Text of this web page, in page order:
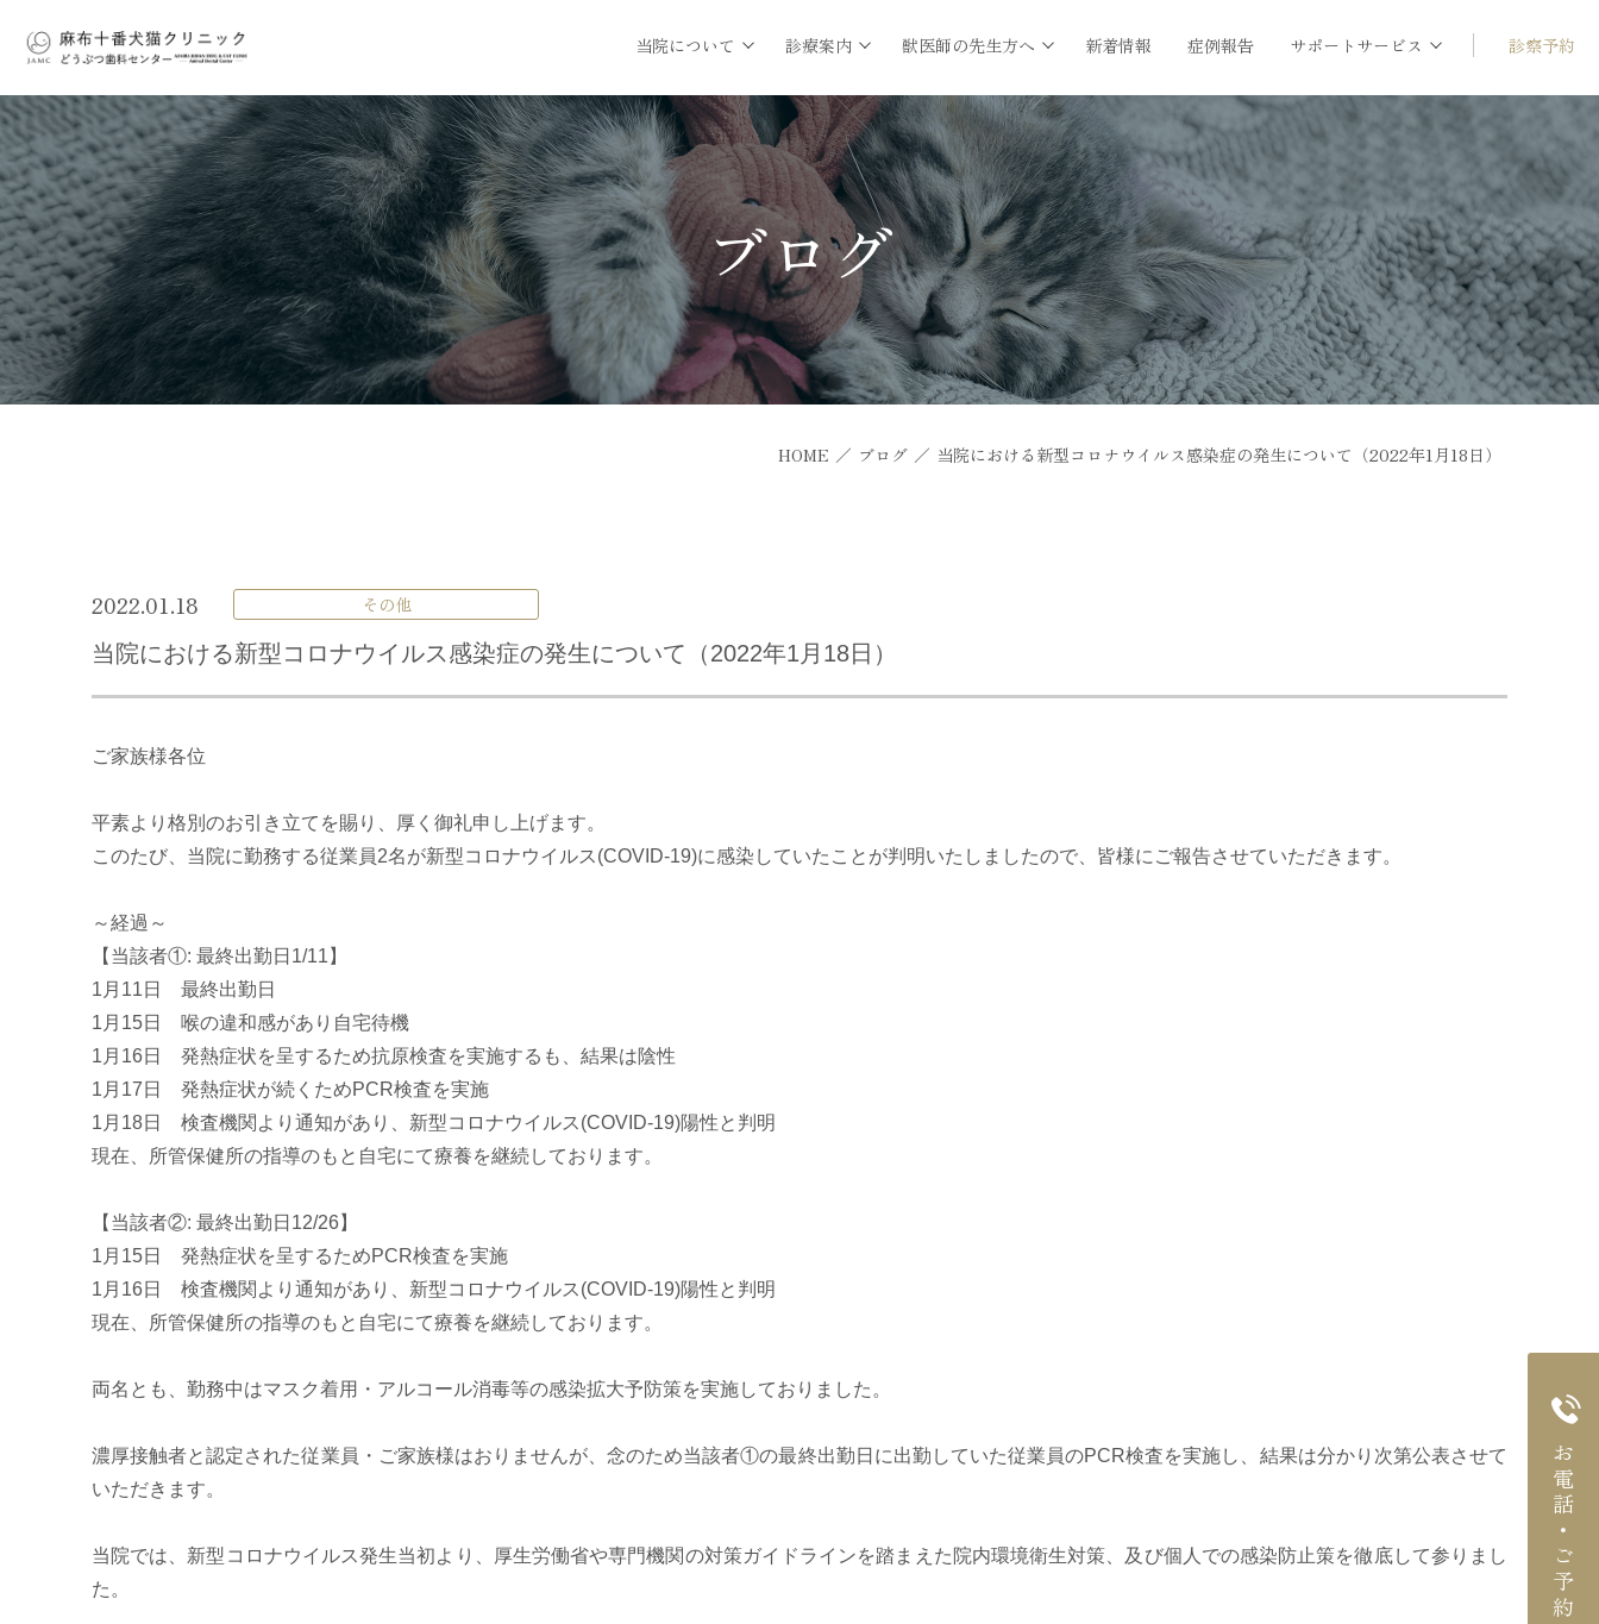
当院について 診療案内 獣医師の先生方へ 新着情報 症例報告 サポートサービス 診察予約
お電話・ご予約
ブログ
HOME ／ ブログ ／ 当院における新型コロナウイルス感染症の発生について（2022年1月18日）
2022.01.18 その他
当院における新型コロナウイルス感染症の発生について（2022年1月18日）
ご家族様各位
平素より格別のお引き立てを賜り、厚く御礼申し上げます。
このたび、当院に勤務する従業員2名が新型コロナウイルス(COVID-19)に感染していたことが判明いたしましたので、皆様にご報告させていただきます。
～経過～
【当該者①: 最終出勤日1/11】
1月11日 最終出勤日
1月15日 喉の違和感があり自宅待機
1月16日 発熱症状を呈するため抗原検査を実施するも、結果は陰性
1月17日 発熱症状が続くためPCR検査を実施
1月18日 検査機関より通知があり、新型コロナウイルス(COVID-19)陽性と判明
現在、所管保健所の指導のもと自宅にて療養を継続しております。
【当該者②: 最終出勤日12/26】
1月15日 発熱症状を呈するためPCR検査を実施
1月16日 検査機関より通知があり、新型コロナウイルス(COVID-19)陽性と判明
現在、所管保健所の指導のもと自宅にて療養を継続しております。
両名とも、勤務中はマスク着用・アルコール消毒等の感染拡大予防策を実施しておりました。
濃厚接触者と認定された従業員・ご家族様はおりませんが、念のため当該者①の最終出勤日に出勤していた従業員のPCR検査を実施し、結果は分かり次第公表させて
いただきます。
当院では、新型コロナウイルス発生当初より、厚生労働省や専門機関の対策ガイドラインを踏まえた院内環境衛生対策、及び個人での感染防止策を徹底して参りまし
た。